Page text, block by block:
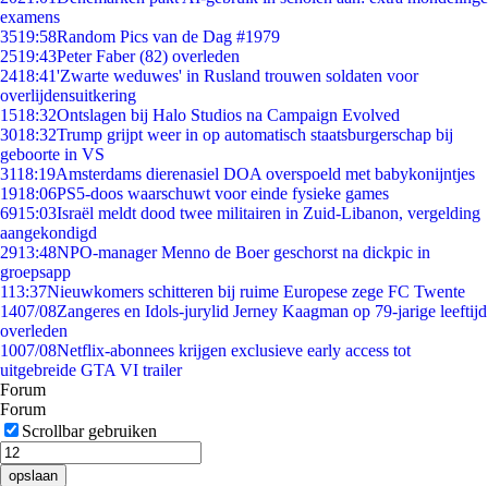
examens
3519:58Random Pics van de Dag #1979
2519:43Peter Faber (82) overleden
2418:41'Zwarte weduwes' in Rusland trouwen soldaten voor
overlijdensuitkering
1518:32Ontslagen bij Halo Studios na Campaign Evolved
3018:32Trump grijpt weer in op automatisch staatsburgerschap bij
geboorte in VS
3118:19Amsterdams dierenasiel DOA overspoeld met babykonijntjes
1918:06PS5-doos waarschuwt voor einde fysieke games
6915:03Israël meldt dood twee militairen in Zuid-Libanon, vergelding
aangekondigd
2913:48NPO-manager Menno de Boer geschorst na dickpic in
groepsapp
113:37Nieuwkomers schitteren bij ruime Europese zege FC Twente
1407/08Zangeres en Idols-jurylid Jerney Kaagman op 79-jarige leeftijd
overleden
1007/08Netflix-abonnees krijgen exclusieve early access tot
uitgebreide GTA VI trailer
Forum
Forum
Scrollbar gebruiken
opslaan